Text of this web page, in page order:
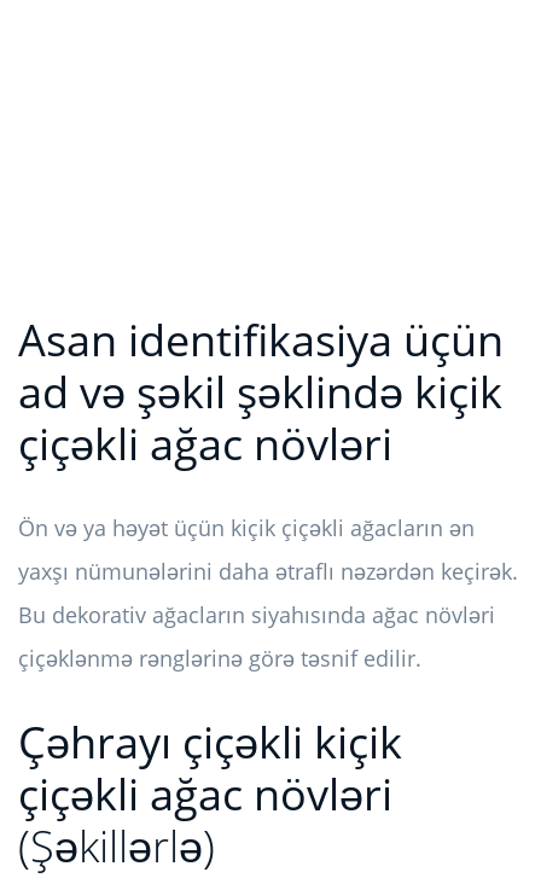
Asan identifikasiya üçün
ad və şəkil şəklində kiçik
çiçəkli ağac növləri
Ön və ya həyət üçün kiçik çiçəkli ağacların ən
yaxşı nümunələrini daha ətraflı nəzərdən keçirək.
Bu dekorativ ağacların siyahısında ağac növləri
çiçəklənmə rənglərinə görə təsnif edilir.
Çəhrayı çiçəkli kiçik
çiçəkli ağac növləri
(Şəkillərlə)